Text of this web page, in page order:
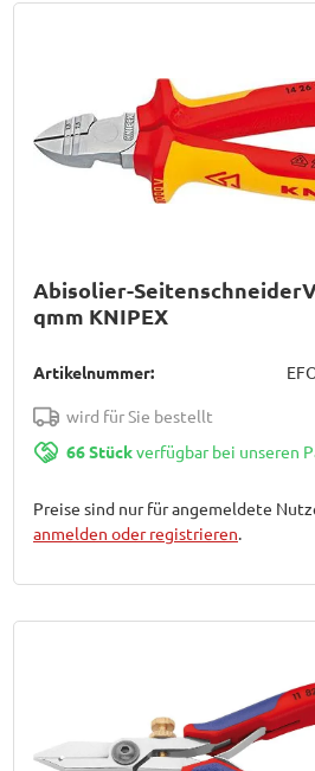
Abisolier-
qmm KNIPEX
Artikelnummer:
wird für Sie bestellt
66 Stückverfügbar bei unseren
Preise sind nur für angemeldete
anmelden oder registrieren.